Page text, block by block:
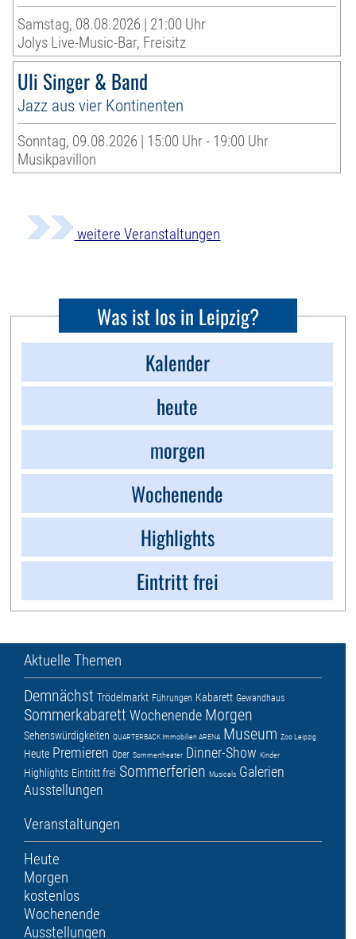
Samstag, 08.08.2026 | 21:00 Uhr
Jolys Live-Music-Bar, Freisitz
Uli Singer & Band
Jazz aus vier Kontinenten
Sonntag, 09.08.2026 | 15:00 Uhr - 19:00 Uhr
Musikpavillon
weitere Veranstaltungen
Was ist los in Leipzig?
Kalender
heute
morgen
Wochenende
Highlights
Eintritt frei
Aktuelle Themen
Demnächst Trödelmarkt Führungen Kabarett Gewandhaus
Sommerkabarett Wochenende Morgen
Sehenswürdigkeiten QUARTERBACK Immobilien ARENA Museum Zoo Leipzig
Heute Premieren Oper Sommertheater Dinner-Show Kinder
Highlights Eintritt frei Sommerferien Musicals Galerien
Ausstellungen
Veranstaltungen
Heute
Morgen
kostenlos
Wochenende
Ausstellungen